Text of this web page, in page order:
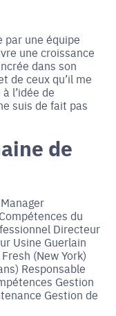
par une équipe
une croissance
dans son
de ceux qu’il me
l’idée de
suis de fait pas
de
du
Directeur
Usine Guerlain
(New York)
Responsable
Gestion
Gestion de